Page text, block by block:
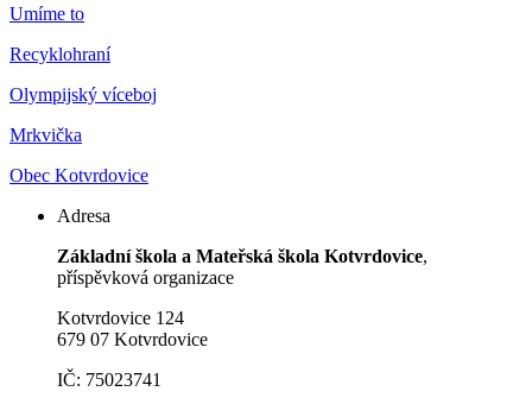
Umíme to
Recyklohraní
Olympijský víceboj
Mrkvička
Obec Kotvrdovice
Adresa
Základní škola a Mateřská škola Kotvrdovice,
příspěvková organizace
Kotvrdovice 124
679 07 Kotvrdovice
IČ: 75023741